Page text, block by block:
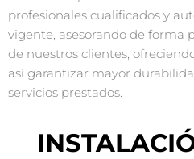
profesionales cualificados y
vigente, asesorando de forma
de nuestros clientes,
así garantizar mayor
servicios prestados.